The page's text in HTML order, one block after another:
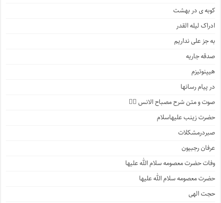
کوبه ی در بهشت
ادراک لیله القدر
به جز علی نداریم
صدقه جاریه
هیپنوتیزم
در پیام رسانها
صوت و متن شرح مصباح الانس ۵️⃣
حضرت زینب علیهاسلام
صبردرمشکلات
عرفان رجبیون
وفات حضرت معصومه سلام الله علیها
حضرت معصومه سلام الله علیها
حجت الهی